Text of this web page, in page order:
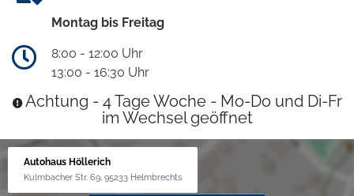
Montag bis Freitag
8:00 - 12:00 Uhr
13:00 - 16:30 Uhr
Achtung - 4 Tage Woche - Mo-Do und Di-Fr
im Wechsel geöffnet
Autohaus Höllerich
Kulmbacher Str. 69, 95233 Helmbrechts